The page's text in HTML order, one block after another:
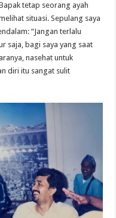
tetap seorang ayah
situasi. Sepulang saya
“Jangan terlalu
saja, bagi saya yang saat
nasehat untuk
diri itu sangat sulit